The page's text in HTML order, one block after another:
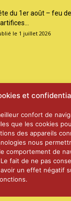
et
confort de
que les cookies
des appareils
nous
comportement de
fait de ne pas
un effet négatif
du 1er août – feu
1 juillet 2026
– Laiterie
25 juin 2026
– Palais Fédéral –
25 juin 2026
14 janvier 2025